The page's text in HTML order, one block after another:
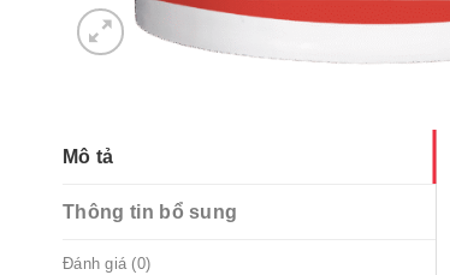
Mô tả
Thông tin bổ sung
Đánh giá (0)